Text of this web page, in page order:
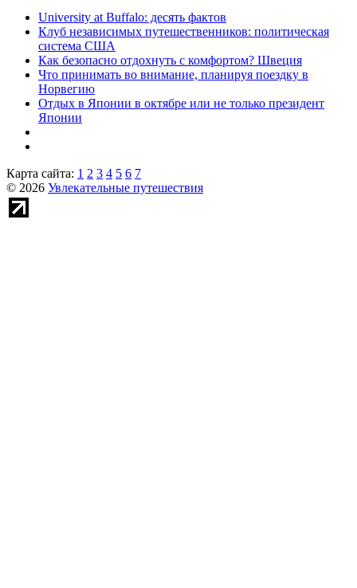
University at Buffalo: десять фактов
Клуб независимых путешественников: политическая
система США
Как безопасно отдохнуть с комфортом? Швеция
Что принимать во внимание, планируя поездку в
Норвегию
Отдых в Японии в октябре или не только президент
Японии
Карта сайта: 1 2 3 4 5 6 7
© 2026 Увлекательные путешествия